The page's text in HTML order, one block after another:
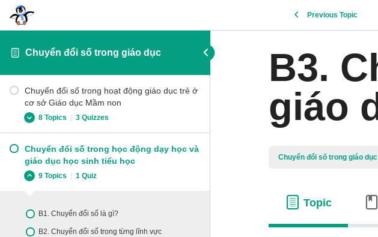
Chuyển đổi số trong giáo dục
Chuyển đổi số trong hoạt động giáo dục trẻ ở
cơ sở Giáo dục Mầm non
8 Topics | 3 Quizzes
1.1. Chuyển đổi số là gì?
1.2. Chuyển đổi số trong từng lĩnh vực
1.4. Khung năng lực số cho nhà giáo
Kiểm tra phần 1
Chuyển đổi số trong học động dạy học và
giáo dục học sinh tiểu học
9 Topics | 1 Quiz
B1. Chuyển đổi số là gì?
B2. Chuyển đổi số trong từng lĩnh vực
Previous Topic
B3.
giáo
Chuyển đổi số trong giáo dục
Topic